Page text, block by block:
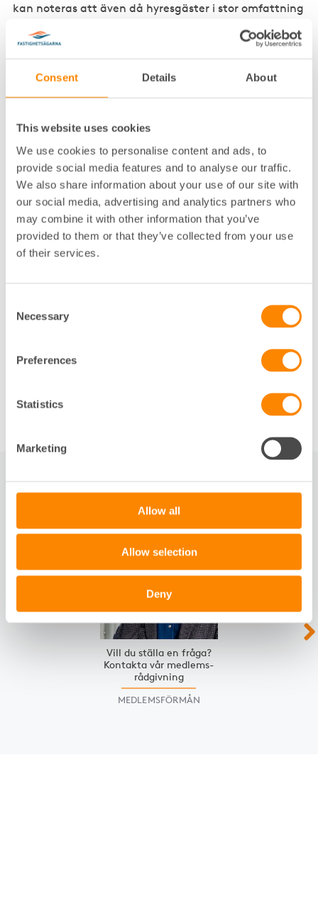
Consent Details About
This website uses cookies
We use cookies to personalise content and ads, to
provide social media features and to analyse our traffic.
We also share information about your use of our site with
our social media, advertising and analytics partners who
may combine it with other information that you’ve
provided to them or that they’ve collected from your use
of their services.
Selection
Necessary
Preferences
Statistics
Marketing
Allow all
Allow selection
Deny
kan noteras att även då hyresgäster i stor omfattning
till inneboende, alltså även när hyresgästen själv
det avsedda ändamålet och kan vara grund för
uppsägning.
till spring i trapphus och otrygghet för grannar och
även orsaka men för hyresvärden, till exempel ökat
slitage. Även dessa följdeffekter kan vara skäl för
uppsägning av lägenheten.
En annan sak som hyresvärden kan undersöka i det
sammanhanget är vilken hyra hyresgästen tar ut av
sina andrahandshyresgäster. Det är numera brottsligt
att hyra ut sin lägenhet utan tillstånd om det sker i
Sammanfattningsvis bör hyresvärden – som alltid –
agera mot den misstänkta andrahandsuthyrningen
störningar eller ökat slitage. I vissa av dessa fall bör
hyresvärden inleda med att sända en anmodan att
Vill du ställa en fråga?
Kontakta vår medlems­
rådgivning
MEDLEMSFÖRMÅN